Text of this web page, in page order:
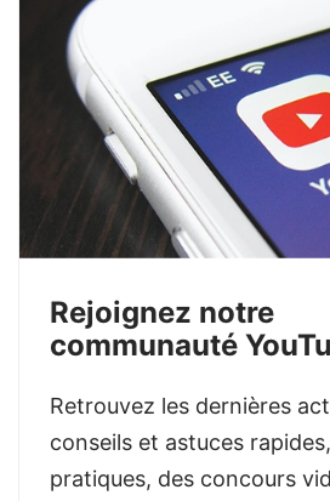
Rejoignez notre
communauté
Retrouvez les dernières
conseils et astuces
pratiques, des concours